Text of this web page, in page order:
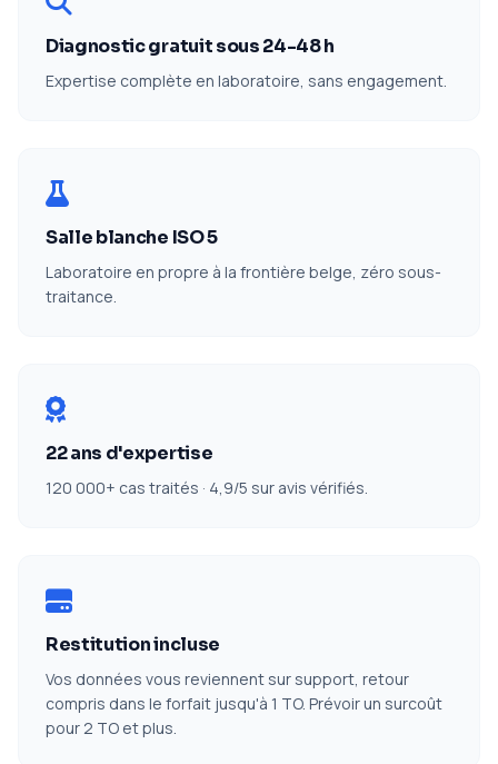
Diagnostic gratuit sous 24-48 h
Expertise complète en laboratoire, sans engagement.
Salle blanche ISO 5
Laboratoire en propre à la frontière belge, zéro sous-
traitance.
22 ans d'expertise
120 000+ cas traités · 4,9/5 sur avis vérifiés.
Restitution incluse
Vos données vous reviennent sur support, retour
compris dans le forfait jusqu'à 1 TO. Prévoir un surcoût
pour 2 TO et plus.